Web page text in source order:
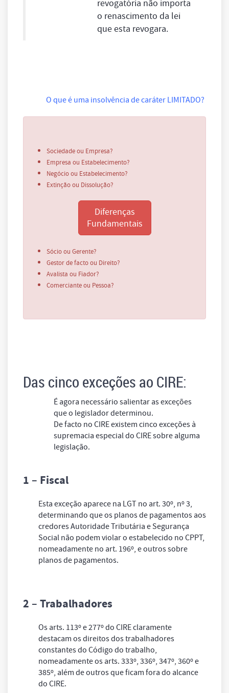
revogatória não importa
o renascimento da lei
que esta revogara.
O que é uma insolvência de caráter LIMITADO?
Sociedade ou Empresa?
Empresa ou Estabelecimento?
Negócio ou Estabelecimento?
Extinção ou Dissolução?
Diferenças
Fundamentais
Sócio ou Gerente?
Gestor de facto ou Direito?
Avalista ou Fiador?
Comerciante ou Pessoa?
Das cinco exceções ao CIRE:
É agora necessário salientar as exceções
que o legislador determinou.
De facto no CIRE existem cinco exceções à
supremacia especial do CIRE sobre alguma
legislação.
1 – Fiscal
Esta exceção aparece na LGT no art. 30º, nº 3,
determinando que os planos de pagamentos aos
credores Autoridade Tributária e Segurança
Social não podem violar o estabelecido no CPPT,
nomeadamente no art. 196º, e outros sobre
planos de pagamentos.
2 – Trabalhadores
Os arts. 113º e 277º do CIRE claramente
destacam os direitos dos trabalhadores
constantes do Código do trabalho,
nomeadamente os arts. 333º, 336º, 347º, 360º e
385º, além de outros que ficam fora do alcance
do CIRE.